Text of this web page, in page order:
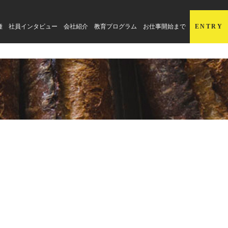
社員インタビュー 会社紹介 教育プログラム お仕事開始まで ENTRY